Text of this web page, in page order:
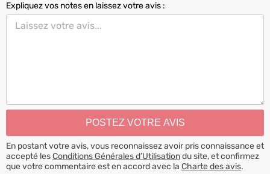
Expliquez vos notes en laissez votre avis :
En postant votre avis, vous reconnaissez avoir pris connaissance et
accepté lesConditions Générales d’Utilisationdu site, et confirmez
que votre commentaire est en accord avec la Charte des avis.